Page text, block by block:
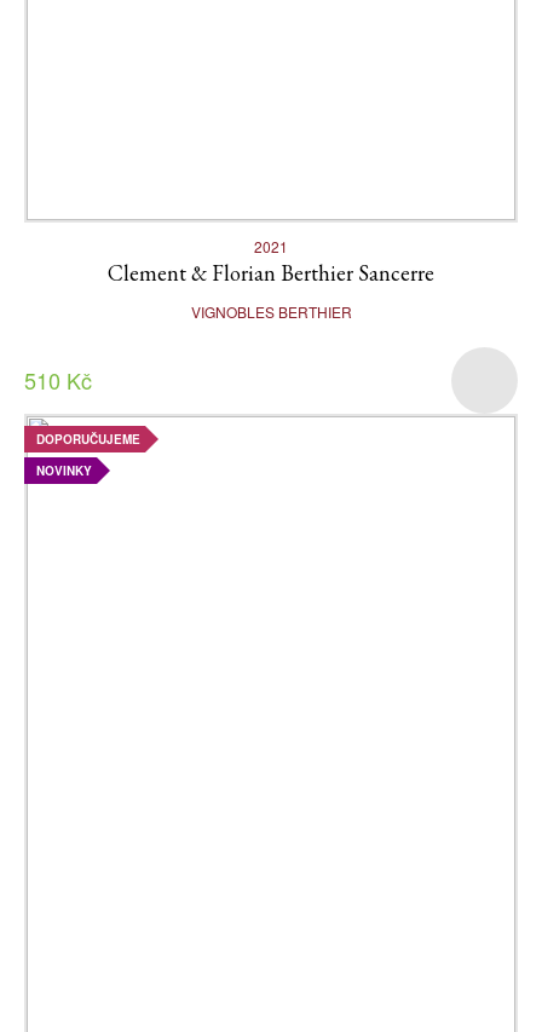
2021
Clement & Florian Berthier Sancerre
VIGNOBLES BERTHIER
510 Kč
DOPORUČUJEME
NOVINKY